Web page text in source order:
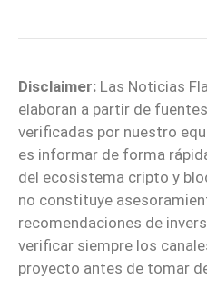
Disclaimer: Las Noticias
elaboran a partir de
verificadas por nuestro
es informar de forma
del ecosistema cripto y
no constituye
recomendaciones de
verificar siempre los
proyecto antes de tomar